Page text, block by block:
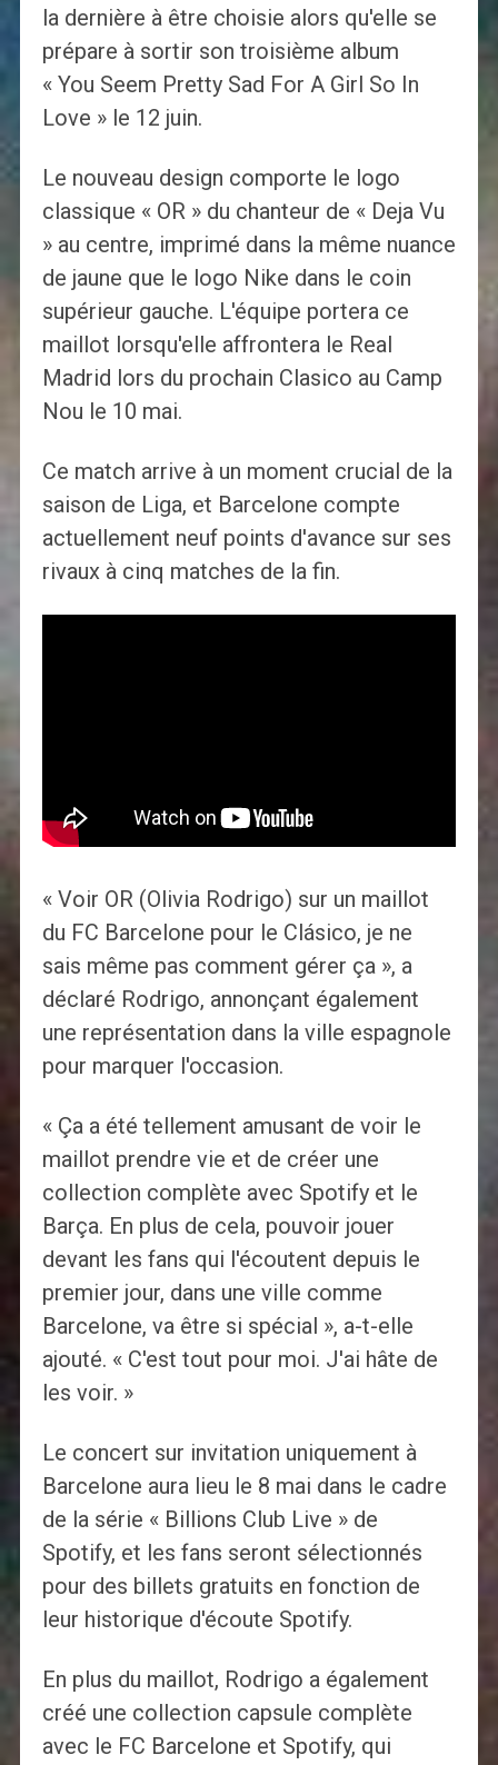
la dernière à être choisie alors qu'elle se
prépare à sortir son troisième album
« You Seem Pretty Sad For A Girl So In
Love » le 12 juin.
Le nouveau design comporte le logo
classique « OR » du chanteur de « Deja Vu
» au centre, imprimé dans la même nuance
de jaune que le logo Nike dans le coin
supérieur gauche. L'équipe portera ce
maillot lorsqu'elle affrontera le Real
Madrid lors du prochain Clasico au Camp
Nou le 10 mai.
Ce match arrive à un moment crucial de la
saison de Liga, et Barcelone compte
actuellement neuf points d'avance sur ses
rivaux à cinq matches de la fin.
« Voir OR (Olivia Rodrigo) sur un maillot
du FC Barcelone pour le Clásico, je ne
sais même pas comment gérer ça », a
déclaré Rodrigo, annonçant également
une représentation dans la ville espagnole
pour marquer l'occasion.
« Ça a été tellement amusant de voir le
maillot prendre vie et de créer une
collection complète avec Spotify et le
Barça. En plus de cela, pouvoir jouer
devant les fans qui l'écoutent depuis le
premier jour, dans une ville comme
Barcelone, va être si spécial », a-t-elle
ajouté. « C'est tout pour moi. J'ai hâte de
les voir. »
Le concert sur invitation uniquement à
Barcelone aura lieu le 8 mai dans le cadre
de la série « Billions Club Live » de
Spotify, et les fans seront sélectionnés
pour des billets gratuits en fonction de
leur historique d'écoute Spotify.
En plus du maillot, Rodrigo a également
créé une collection capsule complète
avec le FC Barcelone et Spotify, qui